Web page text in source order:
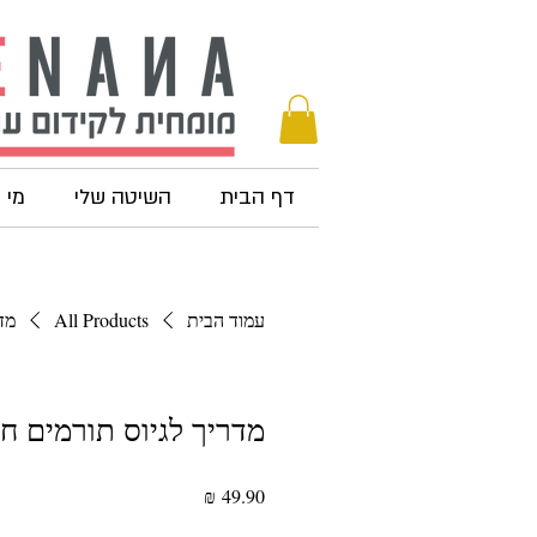
מי השיטה שלי דף הבית
עמוד הבית All Products
מדריך לגיוס תורמים